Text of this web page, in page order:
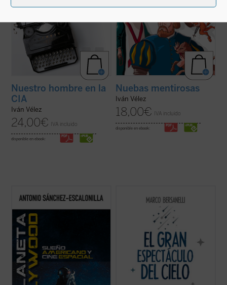
Nuestro hombre en la
CIA
Iván Vélez
24,00€ IVA incluido
disponible en ebook:
Nuebas mentirosas
Iván Vélez
18,00€ IVA incluido
disponible en ebook:
Cuando se cumple medio siglo desde que
Neil Armstrong pisara la Luna, se asiste a
espacial reflejado en recientes
producciones de éxito que han avivado el
entusiasmo por la «conquista» del cosmos
(ver ficha)
estrellada provoca en el observador una
impresión profunda en la que se aúna
fascinación y vértigo, curiosidad científica
e inspiración artística, intuición geométrica
y sentido religioso. ¿De qué ...